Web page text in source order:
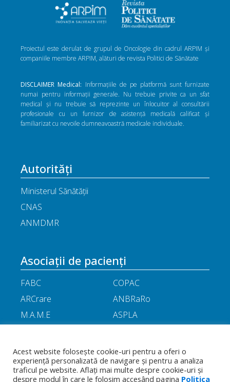
Proiectul este derulat de grupul de Oncologie din cadrul ARPIM și
companiile membre ARPIM, alături de revista Politici de Sănătate
DISCLAIMER Medical: Informațiile de pe platformă sunt furnizate
numai pentru informații generale. Nu trebuie privite ca un sfat
medical și nu trebuie să reprezinte un înlocuitor al consultării
profesionale cu un furnizor de asistență medicală calificat și
familiarizat cu nevoile dumneavoastră medicale individuale.
Autorități
Ministerul Sănătății
CNAS
ANMDMR
Asociații de pacienți
FABC
COPAC
ARCrare
ANBRaRo
M.A.M.E
ASPLA
APOR
Little People
Termeni
Politica de
Toate drepturile rezervate - Asociația
Acest website folosește cookie-uri pentru a oferi o
experiență personalizată de navigare și pentru a analiza
traficul pe website. Aflați mai multe despre cookie-uri și
despre modul în care le folosim accesând pagina Politica